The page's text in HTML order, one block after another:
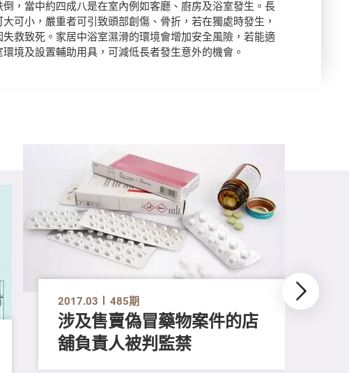
，當中約四成八是在室內例如客廳、廚房及浴室發生。長
可小，嚴重者可引致頭部創傷、骨折，若在獨處時發生，
救致死。家居中浴室濕滑的環境會增加安全風險，若能適
境及設置輔助用具，可減低長者發生意外的機會。
2017.03 485期
涉及售賣偽冒藥物案件的店
舖負責人被判監禁